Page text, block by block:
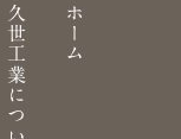
ホーム
久世工業について